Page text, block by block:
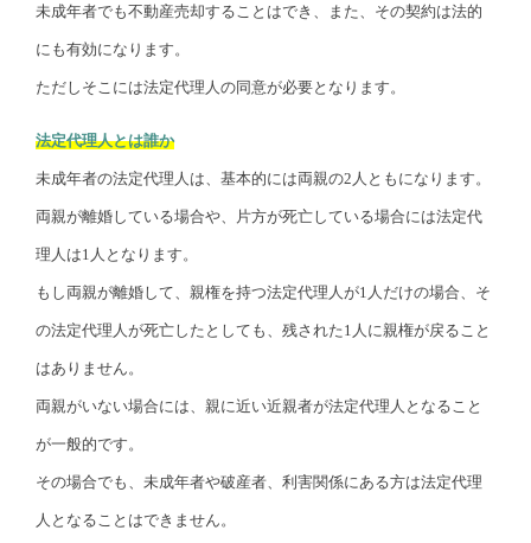
未成年者でも不動産売却することはでき、また、その契約は法的
にも有効になります。
ただしそこには法定代理人の同意が必要となります。
法定代理人とは誰か
未成年者の法定代理人は、基本的には両親の2人ともになります。
両親が離婚している場合や、片方が死亡している場合には法定代
理人は1人となります。
もし両親が離婚して、親権を持つ法定代理人が1人だけの場合、そ
の法定代理人が死亡したとしても、残された1人に親権が戻ること
はありません。
両親がいない場合には、親に近い近親者が法定代理人となること
が一般的です。
その場合でも、未成年者や破産者、利害関係にある方は法定代理
人となることはできません。